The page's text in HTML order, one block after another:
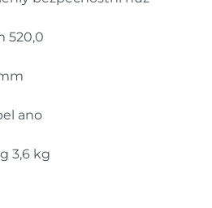
520,0
ano
3,6 kg